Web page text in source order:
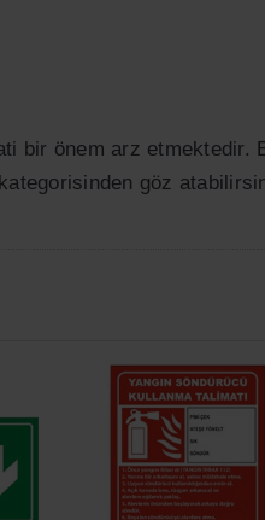
bir önem arz etmektedir.
kategorisinden göz